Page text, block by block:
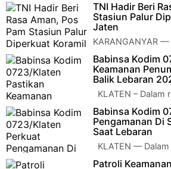
TNI Hadir Beri
Stasiun Palur
Jaten
KARANGANYAR
menjaga
masyarakat selama arus mudik Lebaran,
anggota K…
Babinsa Kodim
Keamanan
Balik Lebaran
KLATEN – Dalam
kelancaran dan
Lebaran Tahun 2026, Bintara Pembina
Babinsa Kodim
Pengamanan Di
Saat Lebaran
KLATEN —
kelancaran dan
Patroli